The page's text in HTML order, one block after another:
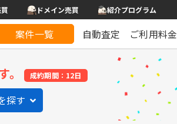
ドメイン売買 紹介プログラム
案件一覧 自動査定 ご利用料金
。 成約期間：12日
探す